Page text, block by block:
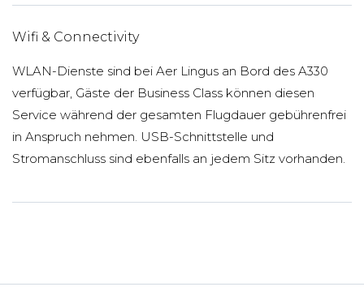
Wifi & Connectivity
WLAN-Dienste sind bei Aer Lingus an Bord des A330
verfügbar, Gäste der Business Class können diesen
Service während der gesamten Flugdauer gebührenfrei
in Anspruch nehmen. USB-Schnittstelle und
Stromanschluss sind ebenfalls an jedem Sitz vorhanden.